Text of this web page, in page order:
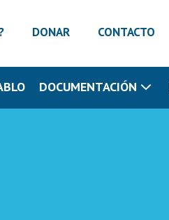
DONAR CONTACTO
DOCUMENTACIÓN